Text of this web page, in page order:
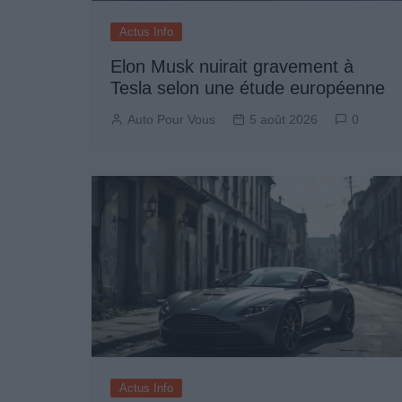
Actus Info
Elon Musk nuirait gravement à
Tesla selon une étude européenne
Auto Pour Vous 5 août 2026 0
Actus Info